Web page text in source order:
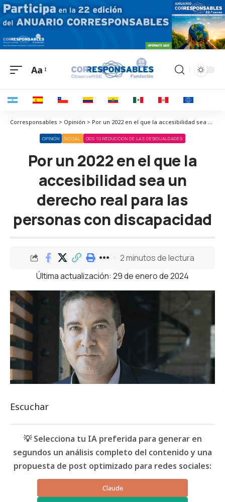
Aa
Corresponsables > Opinión > Por un 2022 en el que la accesibilidad sea un derecho real para las personas con discapacidad
OPINIÓN SOCIAL ODS 10 REDUCCIÓN DE LAS DESIGUALDADES
Por un 2022 en el que la
accesibilidad sea un
derecho real para las
personas con discapacidad
Última actualización: 29 de enero de 2024
2 minutos de lectura
Escuchar
💡 Selecciona tu IA preferida para generar en
segundos un análisis completo del contenido y una
propuesta de post optimizado para redes sociales:
Claude